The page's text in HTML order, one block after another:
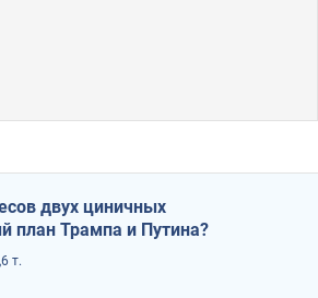
двух циничных
план Трампа и Путина?
т.